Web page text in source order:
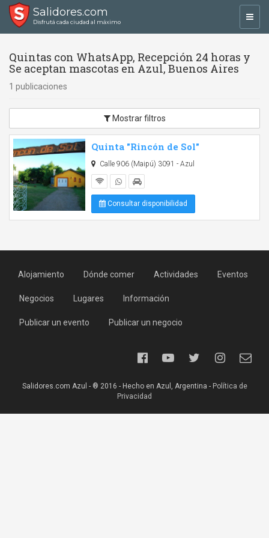
Salidores.com
Disfrutá cada ciudad al máximo
Quintas con WhatsApp, Recepción 24 horas y
Se aceptan mascotas en Azul, Buenos Aires
1 publicaciones
Mostrar filtros
Quinta "Rincón de Sol"
Calle 906 (Maipú) 3091 - Azul
Consultar disponibilidad
Alojamiento Dónde comer Actividades Eventos
Negocios Lugares Información
Publicar un evento Publicar un negocio
Salidores.com Azul - ® 2016 - Hecho en Azul, Argentina - Política de
Privacidad